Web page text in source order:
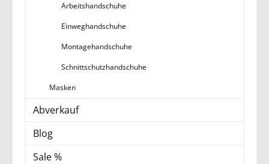
Arbeitshandschuhe
Einweghandschuhe
Montagehandschuhe
Schnittschutzhandschuhe
Masken
Abverkauf
Blog
Sale %